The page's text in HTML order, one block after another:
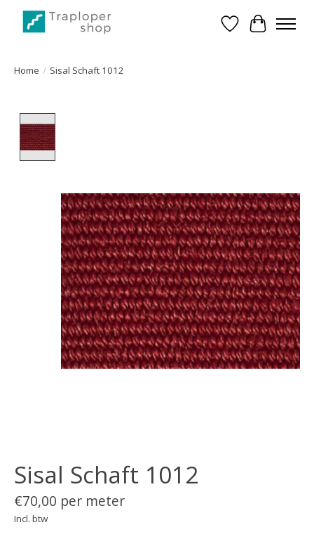
Verlanglijst
Home / Sisal Schaft 1012
Sisal Schaft 1012
€70,00 per meter
Incl. btw